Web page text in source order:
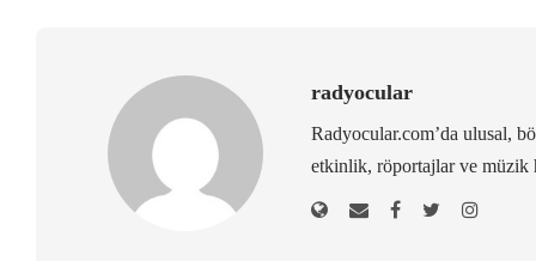
radyocular
Radyocular.com’da ulusal,
etkinlik, röportajlar ve müzik